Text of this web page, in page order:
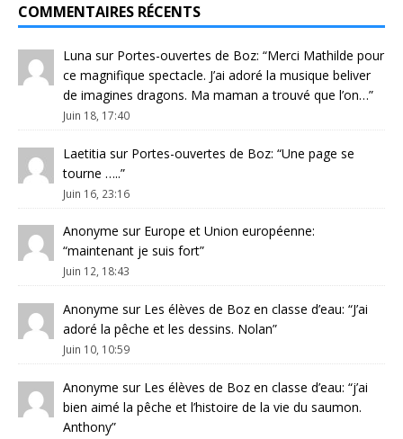
COMMENTAIRES RÉCENTS
Luna sur Portes-ouvertes de Boz: “Merci Mathilde pour
ce magnifique spectacle. J’ai adoré la musique beliver
de imagines dragons. Ma maman a trouvé que l’on…”
Juin 18, 17:40
Laetitia sur Portes-ouvertes de Boz: “Une page se
tourne …..”
Juin 16, 23:16
Anonyme sur Europe et Union européenne:
“maintenant je suis fort”
Juin 12, 18:43
Anonyme sur Les élèves de Boz en classe d’eau: “J’ai
adoré la pêche et les dessins. Nolan”
Juin 10, 10:59
Anonyme sur Les élèves de Boz en classe d’eau: “j’ai
bien aimé la pêche et l’histoire de la vie du saumon.
Anthony”